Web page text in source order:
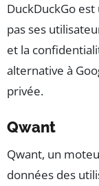
DuckDuckGo
pas ses
et la
alternative à
privée.
Qwant
Qwant, un
données des